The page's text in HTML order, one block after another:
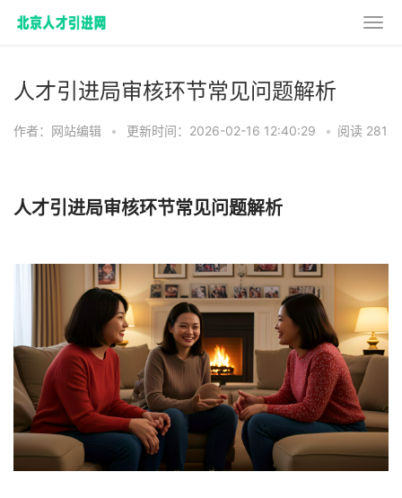
人才引进局审核环节常见问题解析
作者：网站编辑 • 更新时间：2026-02-16 12:40:29 • 阅读 281
人才引进局审核环节常见问题解析